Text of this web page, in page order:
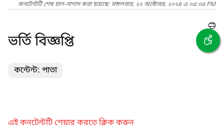
কনটেন্টটি শেষ হাল-নাগাদ করা হয়েছে: মঙ্গলবার, ২২ অক্টোবর, ২০২৪ এ ০৫:০৫ PM
ভর্তি বিজ্ঞপ্তি
কন্টেন্ট: পাতা
এই কনটেন্টটি শেয়ার করতে ক্লিক করুন